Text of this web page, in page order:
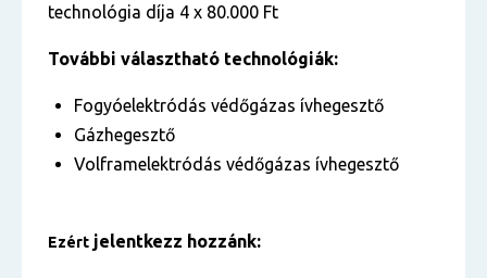
technológia díja 4 x 80.000 Ft
További választható technológiák:
Fogyóelektródás védőgázas ívhegesztő
Gázhegesztő
Volframelektródás védőgázas ívhegesztő
Ezért jelentkezz hozzánk: